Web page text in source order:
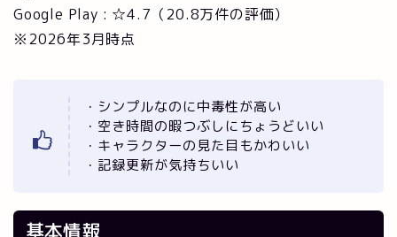
Google Play : ☆4.7（20.8万件の評価）
※2026年3月時点
・シンプルなのに中毒性が高い
・空き時間の暇つぶしにちょうどいい
・キャラクターの見た目もかわいい
・記録更新が気持ちいい
基本情報